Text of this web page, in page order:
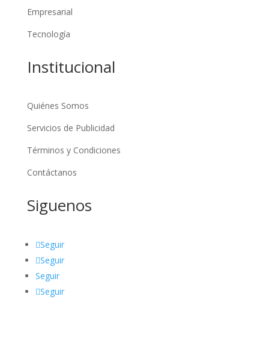
Empresarial
Tecnología
Institucional
Quiénes Somos
Servicios de Publicidad
Términos y Condiciones
Contáctanos
Siguenos
Seguir
Seguir
Seguir
Seguir